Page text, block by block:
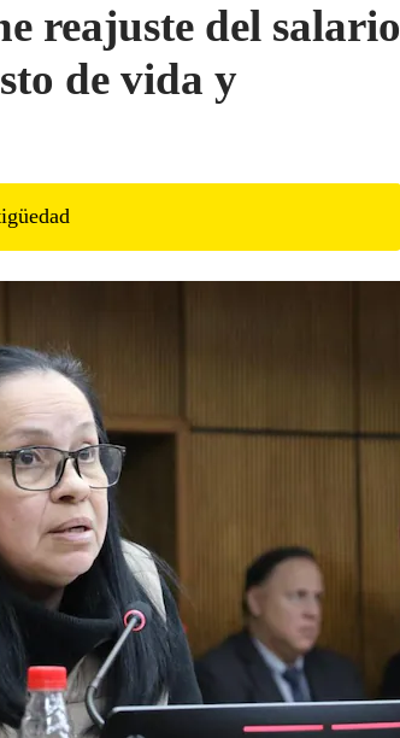
reajuste del salario
de vida y